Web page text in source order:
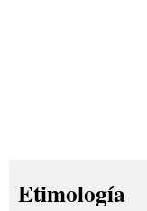
Etimología